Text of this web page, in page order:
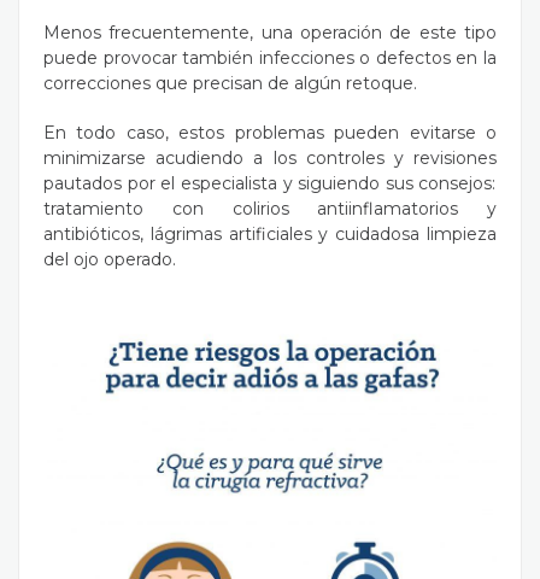
Menos frecuentemente, una operación de este tipo
puede provocar también infecciones o defectos en la
correcciones que precisan de algún retoque.
En todo caso, estos problemas pueden evitarse o
minimizarse acudiendo a los controles y revisiones
pautados por el especialista y siguiendo sus consejos:
tratamiento con colirios antiinflamatorios y
antibióticos, lágrimas artificiales y cuidadosa limpieza
del ojo operado.